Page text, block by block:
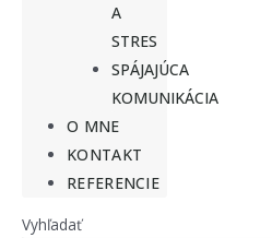
A
STRES
SPÁJAJÚCA
KOMUNIKÁCIA
O MNE
KONTAKT
REFERENCIE
Vyhľadať